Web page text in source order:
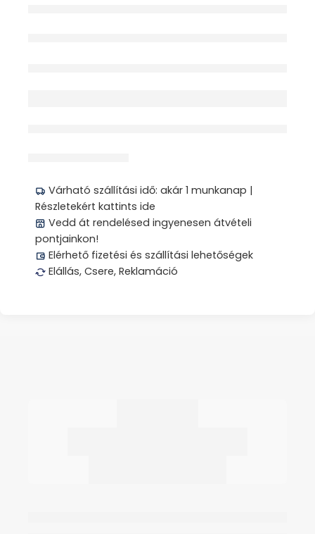
Várható szállítási idő: akár 1 munkanap |
Részletekért kattints ide
Vedd át rendelésed ingyenesen átvételi
pontjainkon!
Elérhető fizetési és szállítási lehetőségek
Elállás, Csere, Reklamáció